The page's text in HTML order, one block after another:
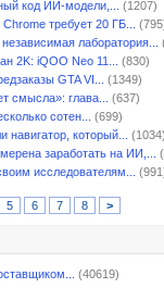
код ИИ-модели,...
(1207)
требует 20 ГБ...
лаборатория...
2K: iQOO Neo 11...
(830)
GTA VI...
(1349)
смысла»: глава...
(637)
сотен...
(699)
который...
(1034)
заработать на ИИ,...
исследователям...
5 6 7 8 >
(40619)